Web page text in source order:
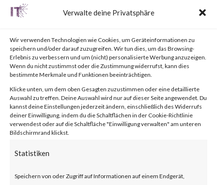
Verwalte deine Privatsphäre
Wir verwenden Technologien wie Cookies, um Geräteinformationen zu
speichern und/oder darauf zuzugreifen. Wir tun dies, um das Browsing-
Erlebnis zu verbessern und um (nicht) personalisierte Werbung anzuzeigen.
Wenn du nicht zustimmst oder die Zustimmung widerrufst, kann dies
bestimmte Merkmale und Funktionen beeinträchtigen.
Klicke unten, um dem oben Gesagten zuzustimmen oder eine detaillierte
Auswahl zu treffen. Deine Auswahl wird nur auf dieser Seite angewendet. Du
kannst deine Einstellungen jederzeit ändern, einschließlich des Widerrufs
deiner Einwilligung, indem du die Schaltflächen in der Cookie-Richtlinie
verwendest oder auf die Schaltfläche "Einwilligung verwalten" am unteren
Bildschirmrand klickst.
Statistiken
Speichern von oder Zugriff auf Informationen auf einem Endgerät,
Wi-Fi routers.
What is the attack?
A command injection
vulnerability exists in TP-Link
Archer AX21 (AX1800)
firmware versions before 1.1.4
Build 20230219 that allows an
unauthenticated attacker to
inject commands and obtain